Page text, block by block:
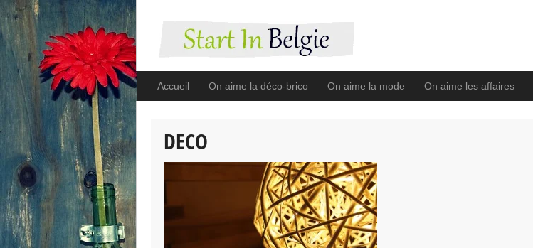
Accueil On aime la déco-brico On aime la mode On aime les affaires
DECO